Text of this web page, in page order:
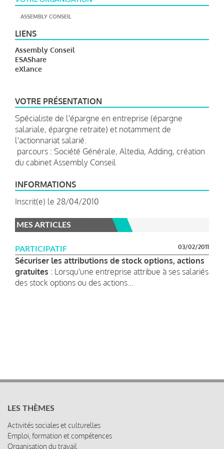
ASSEMBLY CONSEIL
LIENS
Assembly Conseil
ESAShare
eXlance
VOTRE PRÉSENTATION
Spécialiste de l'épargne en entreprise (épargne
salariale, épargne retraite) et notamment de
l'actionnariat salarié.
parcours : Société Générale, Altedia, Adding, création
du cabinet Assembly Conseil
INFORMATIONS
Inscrit(e) le 28/04/2010
MES ARTICLES
PARTICIPATIF 03/02/2011
Sécuriser les attributions de stock options, actions
gratuites : Lorsqu'une entreprise attribue à ses salariés
des stock options ou des actions...
LES THÈMES
Activités sociales et culturelles
Emploi, formation et compétences
Organisation du travail